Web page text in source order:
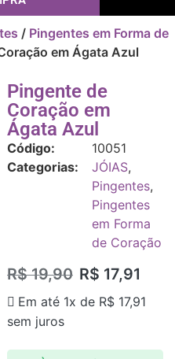
/ Pingentes em Forma de
em Ágata Azul
Pingente de
Coração em
Ágata Azul
Código:
10051
Categorias:
JÓIAS,
Pingentes,
Pingentes
em Forma
de Coração
R$19,90 R$ 17,91
Em até 1x de R$ 17,91
sem juros